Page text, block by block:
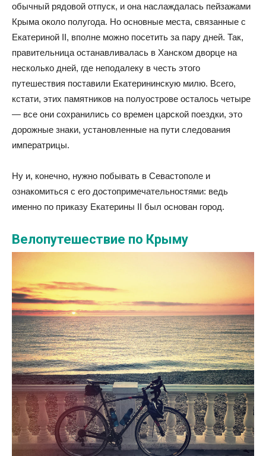
обычный рядовой отпуск, и она наслаждалась пейзажами
Крыма около полугода. Но основные места, связанные с
Екатериной II, вполне можно посетить за пару дней. Так,
правительница останавливалась в Ханском дворце на
несколько дней, где неподалеку в честь этого
путешествия поставили Екатерининскую милю. Всего,
кстати, этих памятников на полуострове осталось четыре
— все они сохранились со времен царской поездки, это
дорожные знаки, установленные на пути следования
императрицы.
Ну и, конечно, нужно побывать в Севастополе и
ознакомиться с его достопримечательностями: ведь
именно по приказу Екатерины II был основан город.
Велопутешествие по Крыму